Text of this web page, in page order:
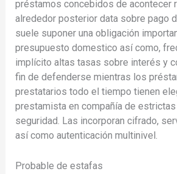
préstamos concebidos de acontecer
alrededor posterior data sobre pago
suele suponer una obligación
presupuesto domestico así­ como,
implícito altas tasas sobre interés y
fin de defenderse mientras los
prestatarios todo el tiempo tienen
prestamista en compañía de
seguridad. Las incorporan cifrado,
así­ como autenticación multinivel.
Probable de estafas